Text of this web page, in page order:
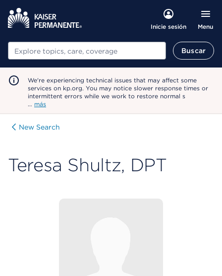
Inicie sesión Menu
Buscar Buscar
We're experiencing technical issues that may affect some
services on kp.org. You may notice slower response times or
intermittent errors while we work to restore normal s
… más
New Search
Teresa Shultz, DPT